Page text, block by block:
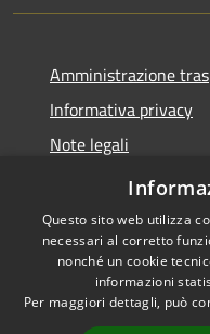
Amministrazione
Informativa privacy
Note legali
Dichiarazione di
Accessibilità
Questo sito web utilizza
necessari al corretto
nonché un cookie
informazioni
Per maggiori dettagli, può